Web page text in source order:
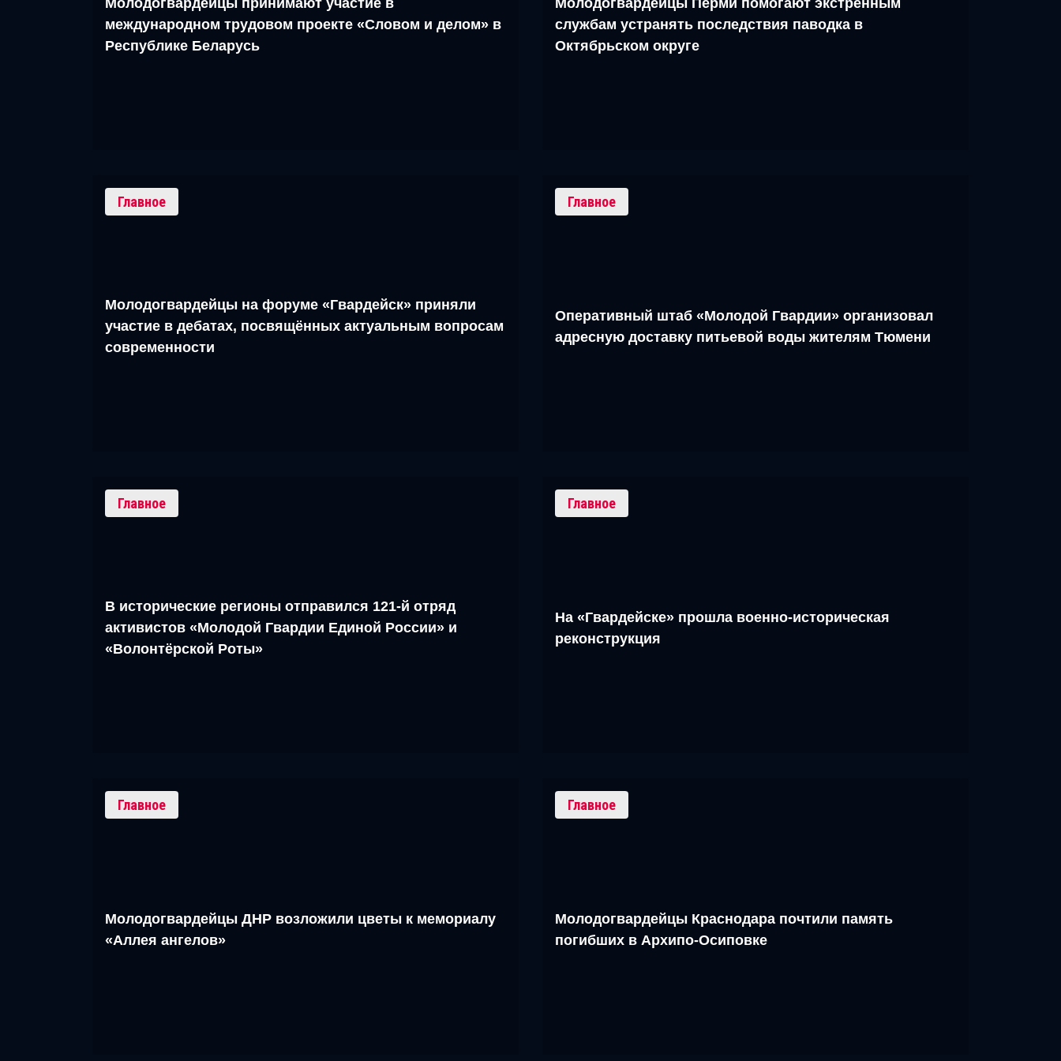
Молодогвардейцы принимают участие в
международном трудовом проекте «Словом и делом» в
Республике Беларусь
Молодогвардейцы Перми помогают экстренным
службам устранять последствия паводка в
Октябрьском округе
Главное
Молодогвардейцы на форуме «Гвардейск» приняли
участие в дебатах, посвящённых актуальным вопросам
современности
Главное
Оперативный штаб «Молодой Гвардии» организовал
адресную доставку питьевой воды жителям Тюмени
Главное
В исторические регионы отправился 121-й отряд
активистов «Молодой Гвардии Единой России» и
«Волонтёрской Роты»
Главное
На «Гвардейске» прошла военно-историческая
реконструкция
Главное
Молодогвардейцы ДНР возложили цветы к мемориалу
«Аллея ангелов»
Главное
Молодогвардейцы Краснодара почтили память
погибших в Архипо-Осиповке